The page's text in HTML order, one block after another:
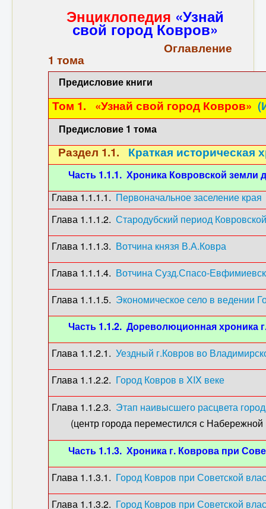
Энциклопедия «Узнай
свой город Ковров»
Оглавление
1 тома
Предисловие книги
Том 1. «Узнай свой город Ковров»
Предисловие 1 тома
Раздел 1.1. Краткая историческая
Часть 1.1.1. Хроника Ковровской земли
Глава 1.1.1.1. Первоначальное заселение края
Глава 1.1.1.2. Стародубский период
Глава 1.1.1.3. Вотчина князя В.А.Ковра
Глава 1.1.1.4. Вотчина Сузд.Спасо-
Глава 1.1.1.5. Экономическое село в ведении
Часть 1.1.2. Дореволюционная хроника
Глава 1.1.2.1. Уездный г.Ковров во
Глава 1.1.2.2. Город Ковров в XIX веке
Глава 1.1.2.3. Этап наивысшего расцвета
(центр города переместился с Набережной
Часть 1.1.3. Хроника г. Коврова при
Глава 1.1.3.1. Город Ковров при Советской
Глава 1.1.3.2. Город Ковров при Советской